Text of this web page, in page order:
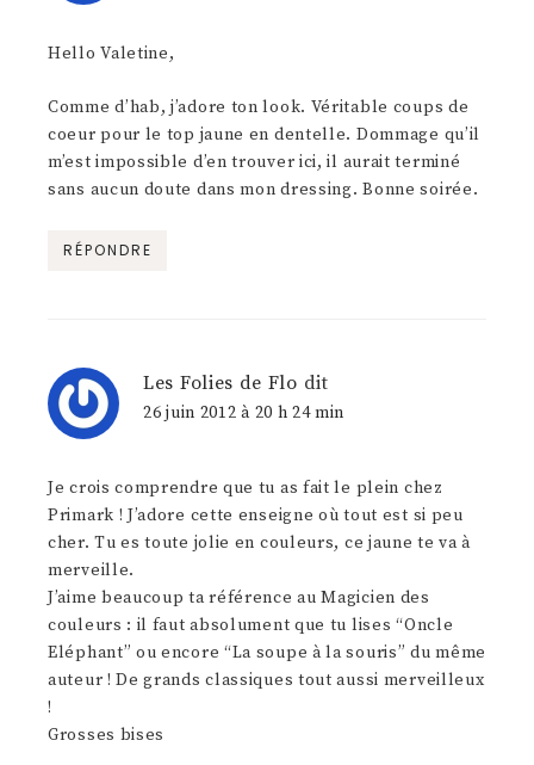
Hello Valetine,
Comme d’hab, j’adore ton look. Véritable coups de
coeur pour le top jaune en dentelle. Dommage qu’il
m’est impossible d’en trouver ici, il aurait terminé
sans aucun doute dans mon dressing. Bonne soirée.
RÉPONDRE
Les Folies de Flo dit
26 juin 2012 à 20 h 24 min
Je crois comprendre que tu as fait le plein chez
Primark ! J’adore cette enseigne où tout est si peu
cher. Tu es toute jolie en couleurs, ce jaune te va à
merveille.
J’aime beaucoup ta référence au Magicien des
couleurs : il faut absolument que tu lises “Oncle
Eléphant” ou encore “La soupe à la souris” du même
auteur ! De grands classiques tout aussi merveilleux
!
Grosses bises